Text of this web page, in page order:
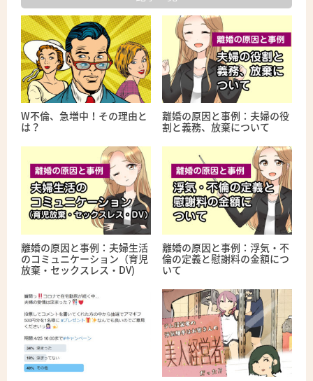
W不倫、急増中！その理由と
は？
離婚の原因と事例：夫婦の役
割と義務、放棄について
離婚の原因と事例：夫婦生活
のコミュニケーション（育児
放棄・セックスレス・DV)
離婚の原因と事例：浮気・不
倫の定義と慰謝料の金額につ
いて